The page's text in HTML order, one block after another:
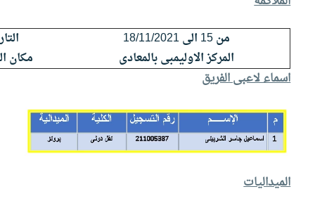
من 15 الى 18/11/2021
المركز الاوليمبى بالمعادى
مكان
اسماء لاعبى الفريق
الميداليات